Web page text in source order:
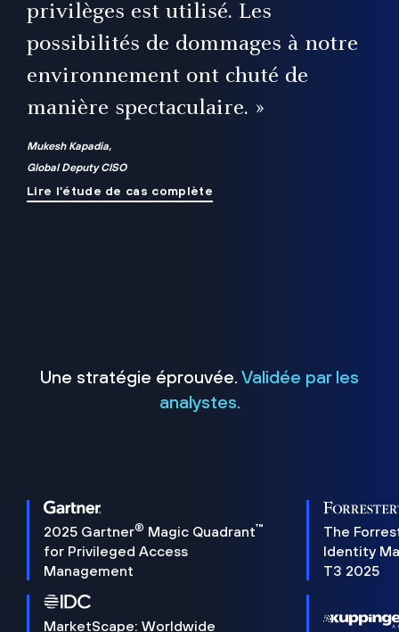
privilèges est utilisé. Les
possibilités de dommages à notre
environnement ont chuté de
manière spectaculaire. »
Mukesh Kapadia,
Global Deputy CISO
Lire l’étude de cas complète
Une stratégie éprouvée. Validée par les
analystes.
2025 Gartner® Magic Quadrant™
for Privileged Access
Management
The
Identity
T3 2025
MarketScape: Worldwide